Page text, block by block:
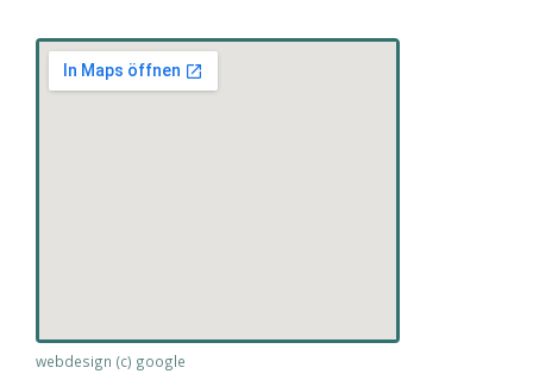
webdesign (c) google